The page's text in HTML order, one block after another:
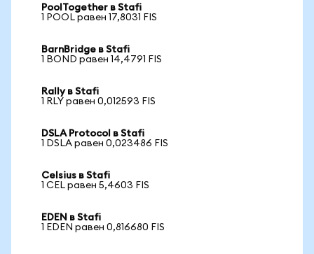
PoolTogether в Stafi
1 POOL равен 17,8031 FIS
BarnBridge в Stafi
1 BOND равен 14,4791 FIS
Rally в Stafi
1 RLY равен 0,012593 FIS
DSLA Protocol в Stafi
1 DSLA равен 0,023486 FIS
Celsius в Stafi
1 CEL равен 5,4603 FIS
EDEN в Stafi
1 EDEN равен 0,816680 FIS